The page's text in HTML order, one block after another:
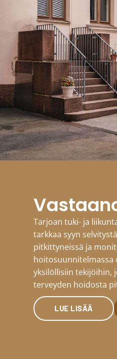
Tarjoan tuki- ja
tarkkaa syyn
pitkittyneissä ja
hoitosuunnitelmassa
yksilöllisiin tekijöihin,
terveyden hoidosta
LUE LISÄÄ